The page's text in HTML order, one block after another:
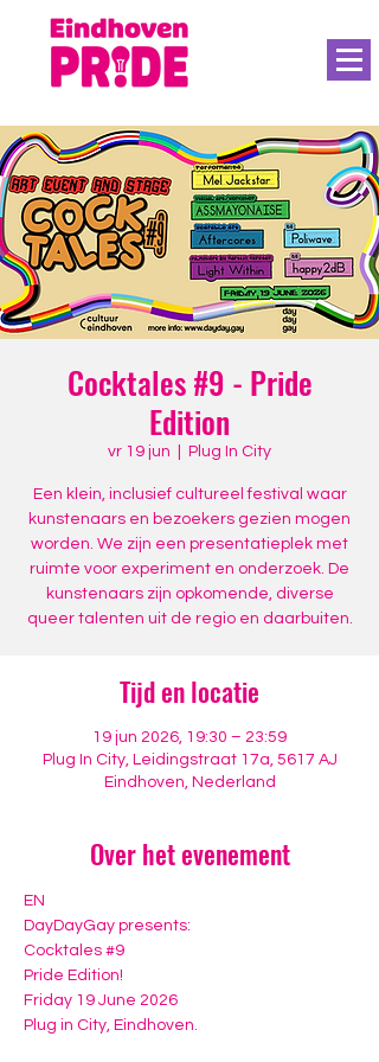
Cocktales #9 - Pride
Edition
vr 19 jun Plug In City
Een klein, inclusief cultureel festival waar
kunstenaars en bezoekers gezien mogen
worden. We zijn een presentatieplek met
ruimte voor experiment en onderzoek. De
kunstenaars zijn opkomende, diverse
queer talenten uit de regio en daarbuiten.
Tijd en locatie
19 jun 2026, 19:30 – 23:59
Plug In City, Leidingstraat 17a, 5617 AJ
Eindhoven, Nederland
Over het evenement
EN
DayDayGay presents:
Cocktales #9
Pride Edition!
Friday 19 June 2026
Plug in City, Eindhoven.